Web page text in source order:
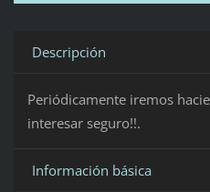
Descripción
Periódicamente iremos
interesar seguro!!.
Información básica